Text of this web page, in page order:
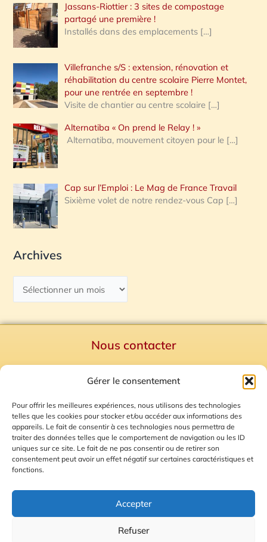
Gérer le consentement
Pour offrir les meilleures expériences, nous utilisons des technologies
telles que les cookies pour stocker et/ou accéder aux informations des
appareils. Le fait de consentir à ces technologies nous permettra de
traiter des données telles que le comportement de navigation ou les ID
uniques sur ce site. Le fait de ne pas consentir ou de retirer son
consentement peut avoir un effet négatif sur certaines caractéristiques et
fonctions.
Accepter
Refuser
Jassans-Riottier : 3 sites de compostage
partagé une première !
Installés dans des emplacements […]
Villefranche s/S : extension, rénovation et
réhabilitation du centre scolaire Pierre Montet,
pour une rentrée en septembre !
Visite de chantier au centre scolaire […]
Alternatiba « On prend le Relay ! »
Alternatiba, mouvement citoyen pour le […]
Cap sur l’Emploi : Le Mag de France Travail
Sixième volet de notre rendez-vous Cap […]
Archives
Nous contacter
Mentions Légales
Plan du site
Gestion des Cookies